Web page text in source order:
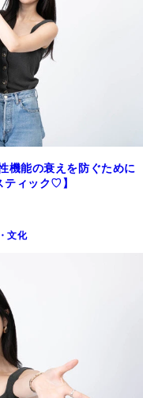
機能の衰えを防ぐために
ティック♡】
文化